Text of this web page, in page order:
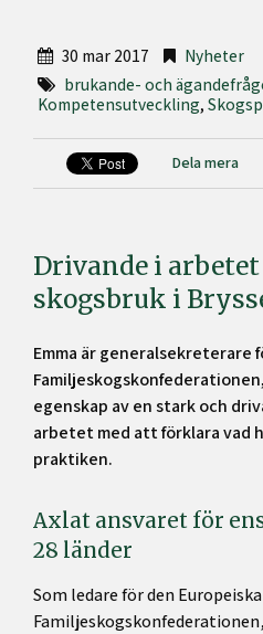
30 mar 2017
Nyheter
brukande- och
Kompetensutveckling,
Dela mera
Drivande i
skogsbruk i
Emma är generalsekreterare
Familjeskogskonfederationen,
egenskap av en stark och
arbetet med att förklara vad
praktiken.
Axlat ansvaret för
28 länder
Som ledare för den Europeiska